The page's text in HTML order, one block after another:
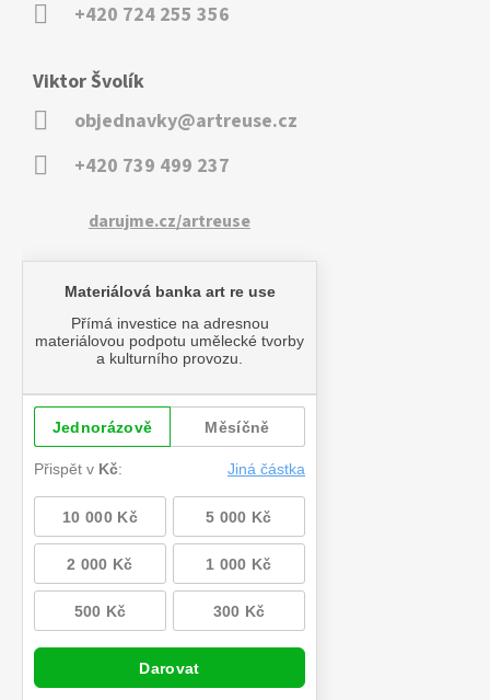
+420 724 255 356
Viktor Švolík
objednavky@artreuse.cz
+420 739 499 237
darujme.cz/artreuse